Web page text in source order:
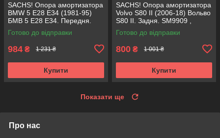
SACHS! Опора амортизатора
BMW 5 E28 E34 (1981-95)
БМВ 5 Е28 Е34. Передня.
SM1000 , 803151 , KB650.00 ,
VKDC35801
Готово до відправки
984 ₴ 1 231 ₴
Купити
SACHS! Опора амортизатора
Volvo S80 II (2006-18) Вольво
S80 II. Задня. SM9909 ,
802416 , KB952.10 ,
VKDA40436
Готово до відправки
800 ₴ 1 001 ₴
Купити
Показати ще
Про нас